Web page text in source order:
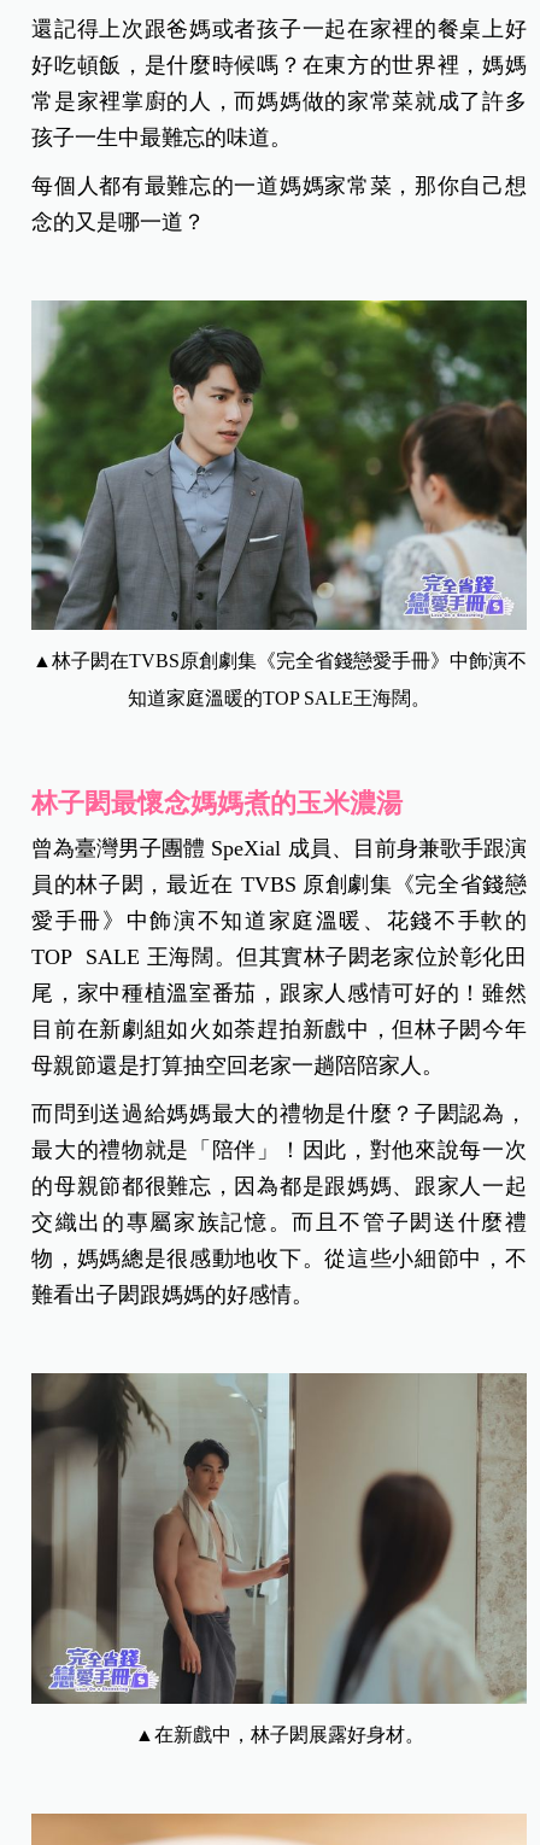
還記得上次跟爸媽或者孩子一起在家裡的餐桌上好
好吃頓飯，是什麼時候嗎？在東方的世界裡，媽媽
常是家裡掌廚的人，而媽媽做的家常菜就成了許多
孩子一生中最難忘的味道。
每個人都有最難忘的一道媽媽家常菜，那你自己想
念的又是哪一道？
▲林子閎在TVBS原創劇集《完全省錢戀愛手冊》中飾演不
知道家庭溫暖的TOP SALE王海闊。
林子閎最懷念媽媽煮的玉米濃湯
曾為臺灣男子團體 SpeXial 成員、目前身兼歌手跟演
員的林子閎，最近在 TVBS 原創劇集《完全省錢戀
愛手冊》中飾演不知道家庭溫暖、花錢不手軟的
TOP SALE 王海闊。但其實林子閎老家位於彰化田
尾，家中種植溫室番茄，跟家人感情可好的！雖然
目前在新劇組如火如荼趕拍新戲中，但林子閎今年
母親節還是打算抽空回老家一趟陪陪家人。
而問到送過給媽媽最大的禮物是什麼？子閎認為，
最大的禮物就是「陪伴」！因此，對他來說每一次
的母親節都很難忘，因為都是跟媽媽、跟家人一起
交織出的專屬家族記憶。而且不管子閎送什麼禮
物，媽媽總是很感動地收下。從這些小細節中，不
難看出子閎跟媽媽的好感情。
▲在新戲中，林子閎展露好身材。